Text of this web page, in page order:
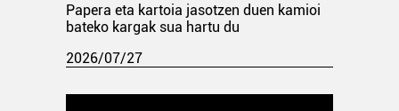
Papera eta kartoia jasotzen duen kamioi
bateko kargak sua hartu du
2026/07/27